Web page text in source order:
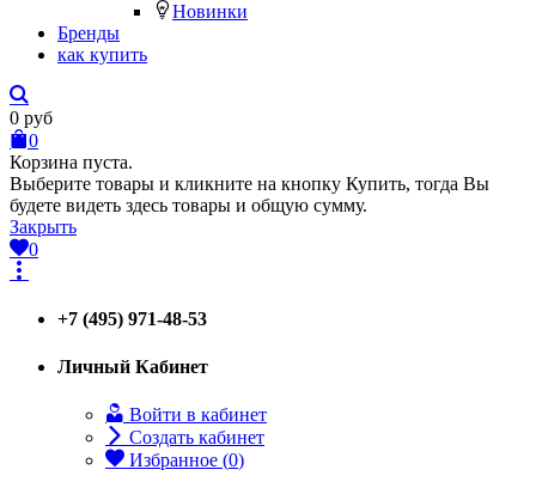
Новинки
Бренды
как купить
0 руб
0
Корзина пуста.
Выберите товары и кликните на кнопку Купить, тогда Вы
будете видеть здесь товары и общую сумму.
Закрыть
0
+7 (495) 971-48-53
Личный Кабинет
Войти в кабинет
Создать кабинет
Избранное (0)